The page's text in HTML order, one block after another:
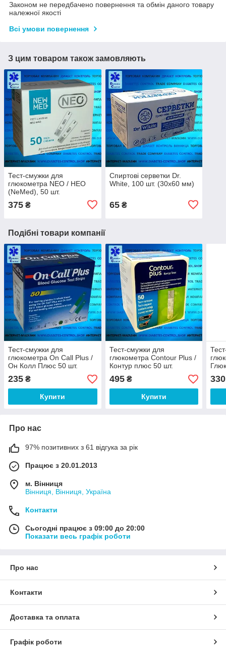
Законом не передбачено повернення та обмін даного товару
належної якості
Всі умови повернення
З цим товаром також замовляють
Тест-смужки для
глюкометра NEO / НЕО
(NeMed), 50 шт.
375 ₴
Спиртові серветки Dr.
White, 100 шт. (30х60 мм)
65₴
Подібні товари компанії
Тест-смужки для
глюкометра On Call Plus /
Он Колл Плюс 50 шт.
235 ₴
Купити
Тест-смужки для
глюкометра Contour Plus /
Контур плюс 50 шт.
495₴
Купити
50
330
Про нас
97% позитивних з 61 відгука за рік
Працює з 20.01.2013
м. Вінниця
Вінниця, Вінниця, Україна
Контакти
Сьогодні працює з 09:00 до 20:00
Показати весь графік роботи
Про нас
Контакти
Доставка та оплата
Графік роботи